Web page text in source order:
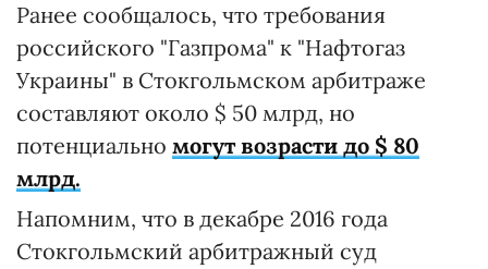
Ранее сообщалось, что требования
российского "Газпрома" к "Нафтогаз
Украины" в Стокгольмском арбитраже
составляют около $ 50 млрд, но
потенциально могут возрасти до $ 80
млрд.
Напомним, что в декабре 2016 года
Стокгольмский арбитражный суд